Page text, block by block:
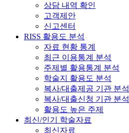
상담 내역 확인
고객제안
신고센터
RISS 활용도 분석
자료 현황 통계
최근 이용통계 분석
주제별 활용통계 분석
학술지 활용도 분석
복사/대출제공 기관 분석
복사/대출신청 기관 분석
활용도 높은 주제
최신/인기 학술자료
최신자료